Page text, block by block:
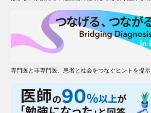
専門医と非専門医、患者と社会をつなぐヒントを提示